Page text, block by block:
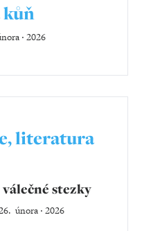
kůň
‧ 2026
literatura
stezky
února ‧ 2026